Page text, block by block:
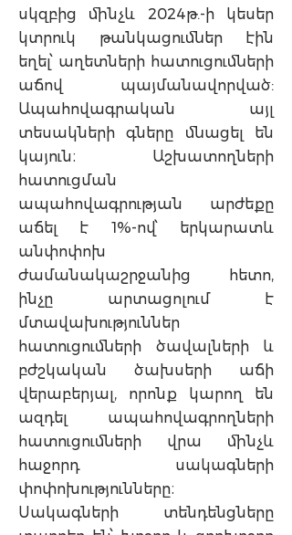
սկզբից մինչև 2024թ.-ի կեսեր
կտրուկ թանկացումներ էին
եղել՝ աղետների հատուցումների
աճով պայմանավորված:
Ապահովագրական այլ
տեսակների գները մնացել են
կայուն։ Աշխատողների
հատուցման
ապահովագրության արժեքը
աճել է 1%-ով՝ երկարատև
անփոփոխ
ժամանակաշրջանից հետո,
ինչը արտացոլում է
մտավախություններ
հատուցումների ծավալների և
բժշկական ծախսերի աճի
վերաբերյալ, որոնք կարող են
ազդել ապահովագրողների
հատուցումների վրա մինչև
հաջորդ սակագների
փոփոխությունները։
Սակագների տենդենցները